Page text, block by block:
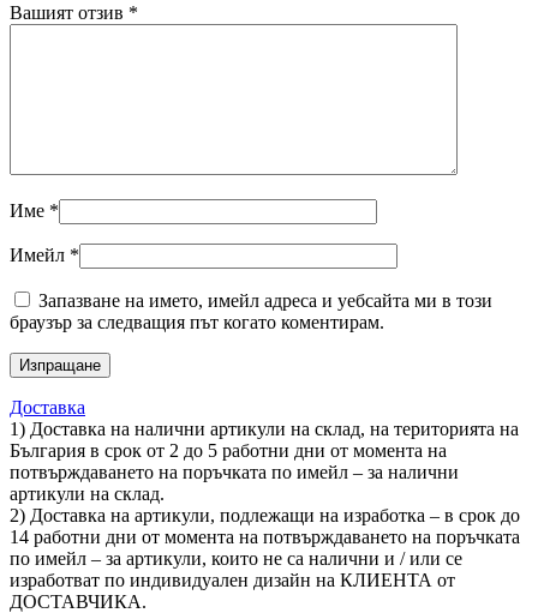
Вашият отзив *
Име *
Имейл *
Запазване на името, имейл адреса и уебсайта ми в този
браузър за следващия път когато коментирам.
Доставка
1) Доставка на налични артикули на склад, на територията на
България в срок oт 2 до 5 работни дни от момента на
потвърждаването на поръчката по имейл – за налични
артикули на склад.
2) Доставка на артикули, подлежащи на изработка – в срок до
14 работни дни от момента на потвърждаването на поръчката
по имейл – за артикули, които не са налични и / или се
изработват по индивидуален дизайн на КЛИЕНТА от
ДОСТАВЧИКА.